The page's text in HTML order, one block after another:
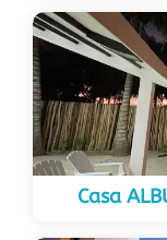
Casa